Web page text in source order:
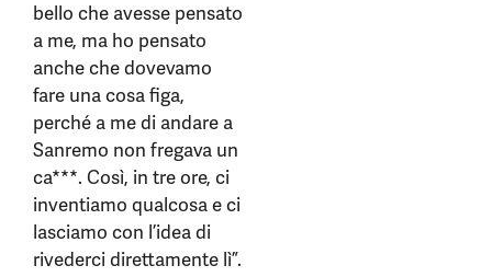
bello che avesse pensato
a me, ma ho pensato
anche che dovevamo
fare una cosa figa,
perché a me di andare a
Sanremo non fregava un
ca***. Così, in tre ore, ci
inventiamo qualcosa e ci
lasciamo con l’idea di
rivederci direttamente lì”.